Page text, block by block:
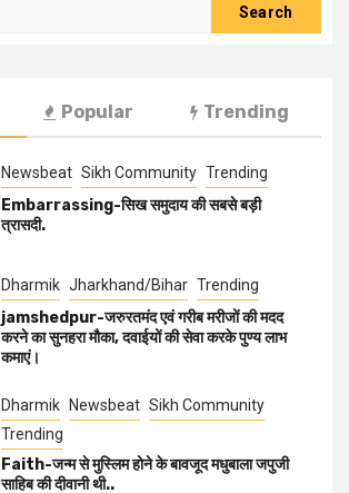
Popular Trending
Newsbeat Sikh Community Trending
Embarrassing-सिख समुदाय की सबसे बड़ी
त्रासदी.
Dharmik Jharkhand/Bihar Trending
jamshedpur-जरुरतमंद एवं गरीब मरीजों की मदद
करने का सुनहरा मौका, दवाईयों की सेवा करके पुण्य लाभ
कमाएं।
Dharmik Newsbeat Sikh Community
Trending
Faith-जन्म से मुस्लिम होने के बावजूद मधुबाला जपुजी
साहिब की दीवानी थी..